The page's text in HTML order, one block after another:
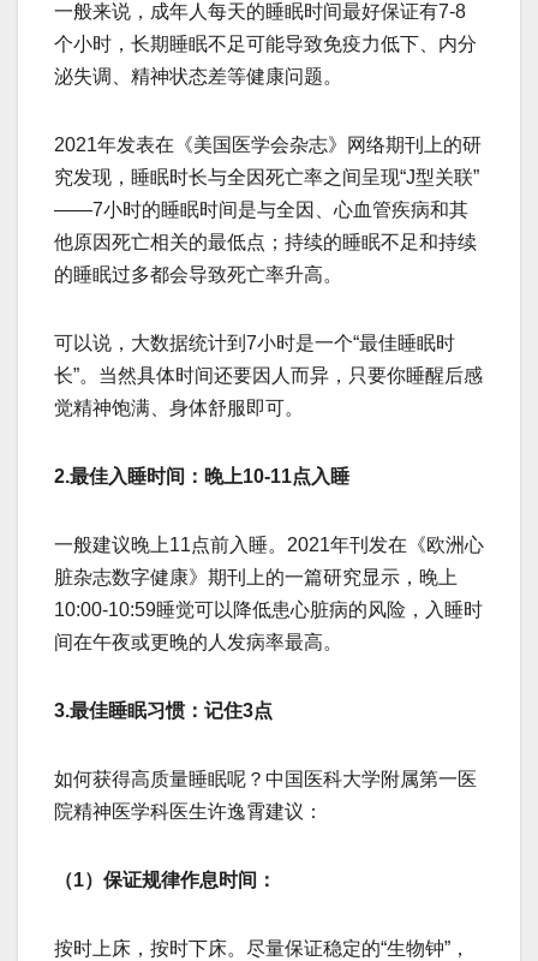
一般来说，成年人每天的睡眠时间最好保证有7-8
个小时，长期睡眠不足可能导致免疫力低下、内分
泌失调、精神状态差等健康问题。
2021年发表在《美国医学会杂志》网络期刊上的研
究发现，睡眠时长与全因死亡率之间呈现“J型关联”
——7小时的睡眠时间是与全因、心血管疾病和其
他原因死亡相关的最低点；持续的睡眠不足和持续
的睡眠过多都会导致死亡率升高。
可以说，大数据统计到7小时是一个“最佳睡眠时
长”。当然具体时间还要因人而异，只要你睡醒后感
觉精神饱满、身体舒服即可。
2.最佳入睡时间：晚上10-11点入睡
一般建议晚上11点前入睡。2021年刊发在《欧洲心
脏杂志数字健康》期刊上的一篇研究显示，晚上
10:00-10:59睡觉可以降低患心脏病的风险，入睡时
间在午夜或更晚的人发病率最高。
3.最佳睡眠习惯：记住3点
如何获得高质量睡眠呢？中国医科大学附属第一医
院精神医学科医生许逸霄建议：
（1）保证规律作息时间：
按时上床，按时下床。尽量保证稳定的“生物钟”，